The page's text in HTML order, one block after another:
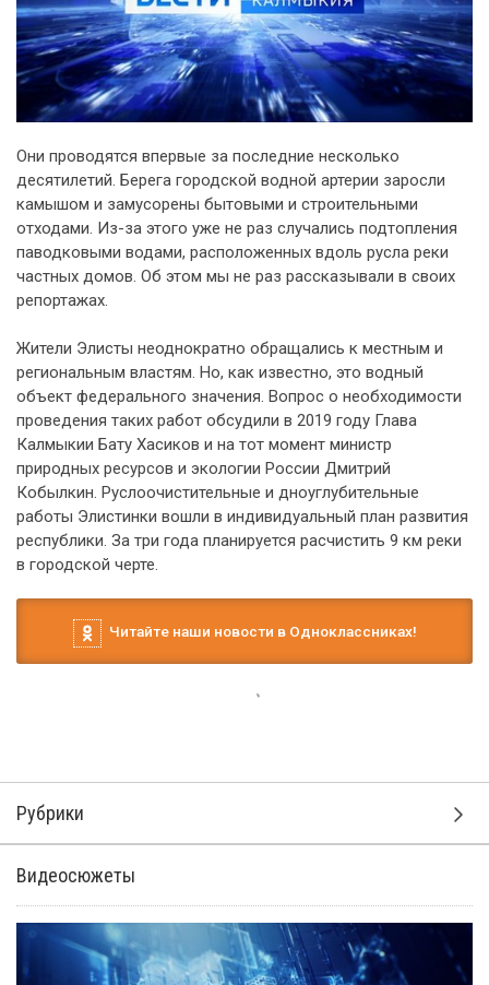
Они проводятся впервые за последние несколько
десятилетий. Берега городской водной артерии заросли
камышом и замусорены бытовыми и строительными
отходами. Из-за этого уже не раз случались подтопления
паводковыми водами, расположенных вдоль русла реки
частных домов. Об этом мы не раз рассказывали в своих
репортажах.
Жители Элисты неоднократно обращались к местным и
региональным властям. Но, как известно, это водный
объект федерального значения. Вопрос о необходимости
проведения таких работ обсудили в 2019 году Глава
Калмыкии Бату Хасиков и на тот момент министр
природных ресурсов и экологии России Дмитрий
Кобылкин. Руслоочистительные и дноуглубительные
работы Элистинки вошли в индивидуальный план развития
республики. За три года планируется расчистить 9 км реки
в городской черте.
Читайте наши новости в Одноклассниках!
Рубрики
Видеосюжеты